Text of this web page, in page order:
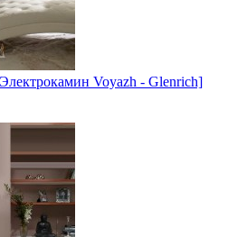
Voyazh - Glenrich]